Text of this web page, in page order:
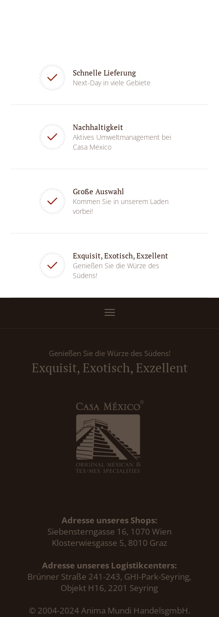
Schnelle Lieferung
Next-Day in viele Gebiete
Nachhaltigkeit
Aktives Umweltmanagement bei
Casa Mexico
Große Auswahl
Kommen Sie in unserem Laden
vorbei!
Exquisit, Exotisch, Exzellent
Genießen Sie die Würze des
Südens!
Genießen Sie die Würze des Südens!
Exquisit, Exotisch, Exzellent
Adresse unseres Shops:
Siebensterngasse 16, 1070 Wien
Klosterwiesgasse 5, 8010 Graz
Adresse unseres Logistikcenters:
Brünner Straße 241-243, GHI-Park-Seyring,
Objekt H16, 2201 Seyring
© 2004-2024 Anima Mundi HandelsgmbH.